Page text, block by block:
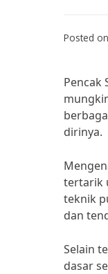
Posted on
Pencak
dirinya.
tertarik
teknik
dan
Selain
dasar